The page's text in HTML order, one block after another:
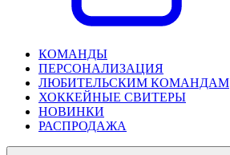
КОМАНДЫ
ПЕРСОНАЛИЗАЦИЯ
ЛЮБИТЕЛЬСКИМ КОМАНДАМ
ХОККЕЙНЫЕ СВИТЕРЫ
НОВИНКИ
РАСПРОДАЖА